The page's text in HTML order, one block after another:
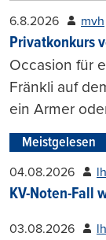
6.8.2026 mvh
Privatkonkurs
Occasion für
Fränkli auf
ein Armer
Meistgelesen
04.08.2026 lh
KV-Noten-Fall
03.08.2026 lh